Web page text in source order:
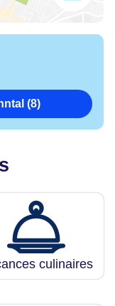
(8)
culinaires